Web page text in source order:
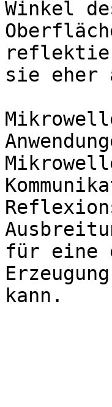
Winkel
sie eher
für eine